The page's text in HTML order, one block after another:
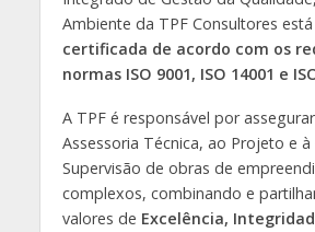
Ambiente da TPF Consultores
certificada de acordo com os
normas ISO 9001, ISO 14001 e
A TPF é responsável por
Assessoria Técnica, ao Projeto e à
Supervisão de obras de
complexos, combinando e
valores de Excelência,